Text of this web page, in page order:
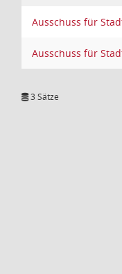
Ausschuss für
Ausschuss für
3 Sätze